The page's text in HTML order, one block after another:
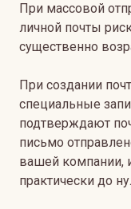
При массовой
личной почты
существенно
При создании
специальные
подтверждают
письмо
вашей компании,
практически до